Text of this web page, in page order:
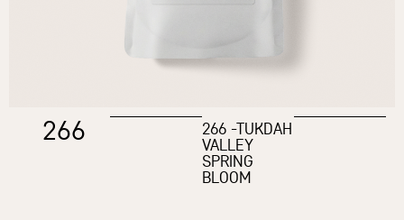
266 266 -TUKDAH
VALLEY
SPRING
BLOOM